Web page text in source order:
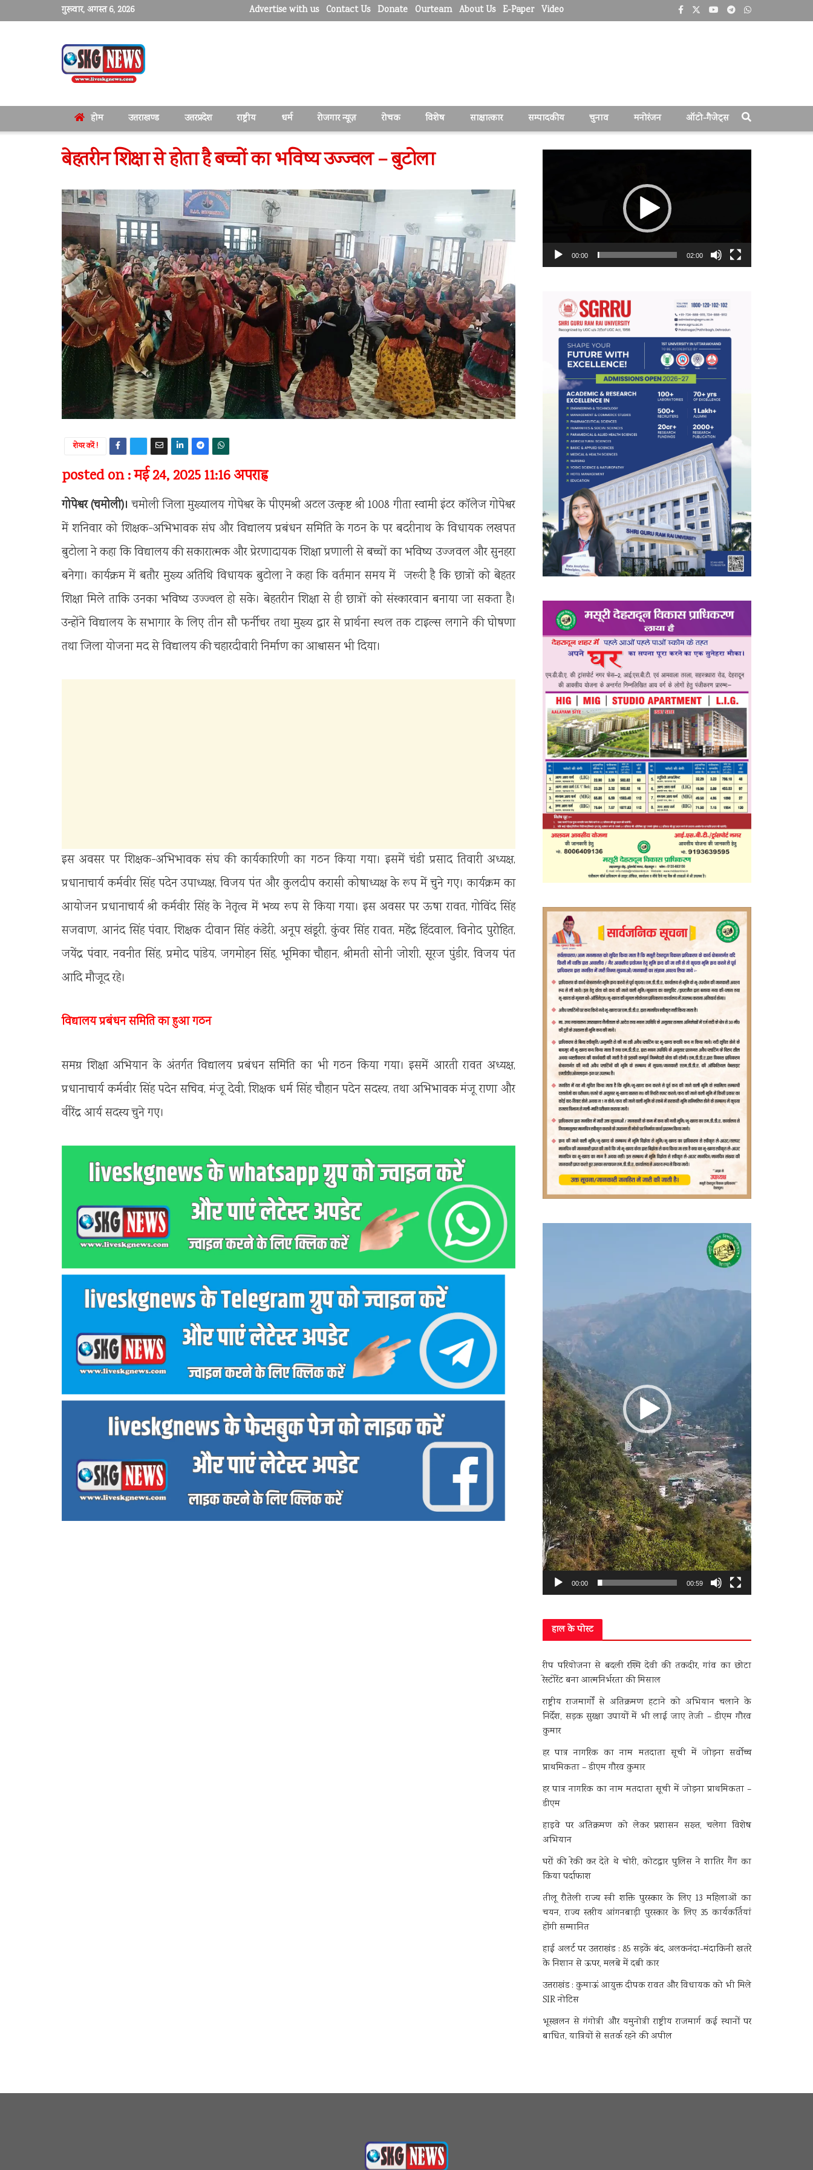
गुरूवार, अगस्त 6, 2026 Advertise with us Contact Us Donate Ourteam About Us E-Paper Video
होम उत्तराखण्ड उत्तरप्रदेश राष्ट्रीय धर्म रोजगार न्यूज़ रोचक विशेष साक्षात्कार सम्पादकीय चुनाव मनोरंजन ऑटो-गैजेट्स
बेहतरीन शिक्षा से होता है बच्चों का भविष्य उज्ज्वल – बुटोला
शेयर करें !
posted on : मई 24, 2025 11:16 अपराह्न
गोपेश्वर (चमोली)। चमोली जिला मुख्यालय गोपेश्वर के पीएमश्री अटल उत्कृष्ट श्री 1008 गीता स्वामी इंटर कॉलेज गोपेश्वर
में शनिवार को शिक्षक-अभिभावक संघ और विद्यालय प्रबंधन समिति के गठन के पर बदरीनाथ के विधायक लखपत
बुटोला ने कहा कि विद्यालय की सकारात्मक और प्रेरणादायक शिक्षा प्रणाली से बच्चों का भविष्य उज्जवल और सुनहरा
बनेगा। कार्यक्रम में बतौर मुख्य अतिथि विधायक बुटोला ने कहा कि वर्तमान समय में जरूरी है कि छात्रों को बेहतर
शिक्षा मिले ताकि उनका भविष्य उज्ज्वल हो सके। बेहतरीन शिक्षा से ही छात्रों को संस्कारवान बनाया जा सकता है।
उन्होंने विद्यालय के सभागार के लिए तीन सौ फर्नीचर तथा मुख्य द्वार से प्रार्थना स्थल तक टाइल्स लगाने की घोषणा
तथा जिला योजना मद से विद्यालय की चहारदीवारी निर्माण का आश्वासन भी दिया।
इस अवसर पर शिक्षक-अभिभावक संघ की कार्यकारिणी का गठन किया गया। इसमें चंडी प्रसाद तिवारी अध्यक्ष,
प्रधानाचार्य कर्मवीर सिंह पदेन उपाध्यक्ष, विजय पंत और कुलदीप करासी कोषाध्यक्ष के रूप में चुने गए। कार्यक्रम का
आयोजन प्रधानाचार्य श्री कर्मवीर सिंह के नेतृत्व में भव्य रूप से किया गया। इस अवसर पर ऊषा रावत, गोविंद सिंह
सजवाण, आनंद सिंह पंवार, शिक्षक दीवान सिंह कंडेरी, अनूप खंडूरी, कुंवर सिंह रावत, महेंद्र हिंदवाल, विनोद पुरोहित,
जयेंद्र पंवार, नवनीत सिंह, प्रमोद पांडेय, जगमोहन सिंह, भूमिका चौहान, श्रीमती सोनी जोशी, सूरज पुंडीर, विजय पंत
आदि मौजूद रहे।
विद्यालय प्रबंधन समिति का हुआ गठन
समग्र शिक्षा अभियान के अंतर्गत विद्यालय प्रबंधन समिति का भी गठन किया गया। इसमें आरती रावत अध्यक्ष,
प्रधानाचार्य कर्मवीर सिंह पदेन सचिव, मंजू देवी, शिक्षक धर्म सिंह चौहान पदेन सदस्य, तथा अभिभावक मंजू राणा और
वीरेंद्र आर्य सदस्य चुने गए।
00:00 02:00
00:00 00:59
हाल के पोस्ट
रीप परियोजना से बदली रश्मि देवी की तकदीर, गांव का छोटा
रेस्टोरेंट बना आत्मनिर्भरता की मिसाल
राष्ट्रीय राजमार्गों से अतिक्रमण हटाने को अभियान चलाने के
निर्देश, सड़क सुरक्षा उपायों में भी लाई जाए तेजी – डीएम गौरव
कुमार
हर पात्र नागरिक का नाम मतदाता सूची में जोड़ना सर्वोच्च
प्राथमिकता – डीएम गौरव कुमार
हर पात्र नागरिक का नाम मतदाता सूची में जोड़ना प्राथमिकता –
डीएम
हाइवे पर अतिक्रमण को लेकर प्रशासन सख्त, चलेगा विशेष
अभियान
घरों की रेकी कर देते थे चोरी, कोटद्वार पुलिस ने शातिर गैंग का
किया पर्दाफाश
तीलू रौतेली राज्य स्त्री शक्ति पुरस्कार के लिए 13 महिलाओं का
चयन, राज्य स्तरीय आंगनबाड़ी पुरस्कार के लिए 35 कार्यकर्तियां
होंगी सम्मानित
हाई अलर्ट पर उत्तराखंड : 85 सड़कें बंद, अलकनंदा-मंदाकिनी खतरे
के निशान से ऊपर, मलबे में दबी कार
उत्तराखंड : कुमाऊं आयुक्त दीपक रावत और विधायक को भी मिले
SIR नोटिस
भूस्खलन से गंगोत्री और यमुनोत्री राष्ट्रीय राजमार्ग कई स्थानों पर
बाधित, यात्रियों से सतर्क रहने की अपील